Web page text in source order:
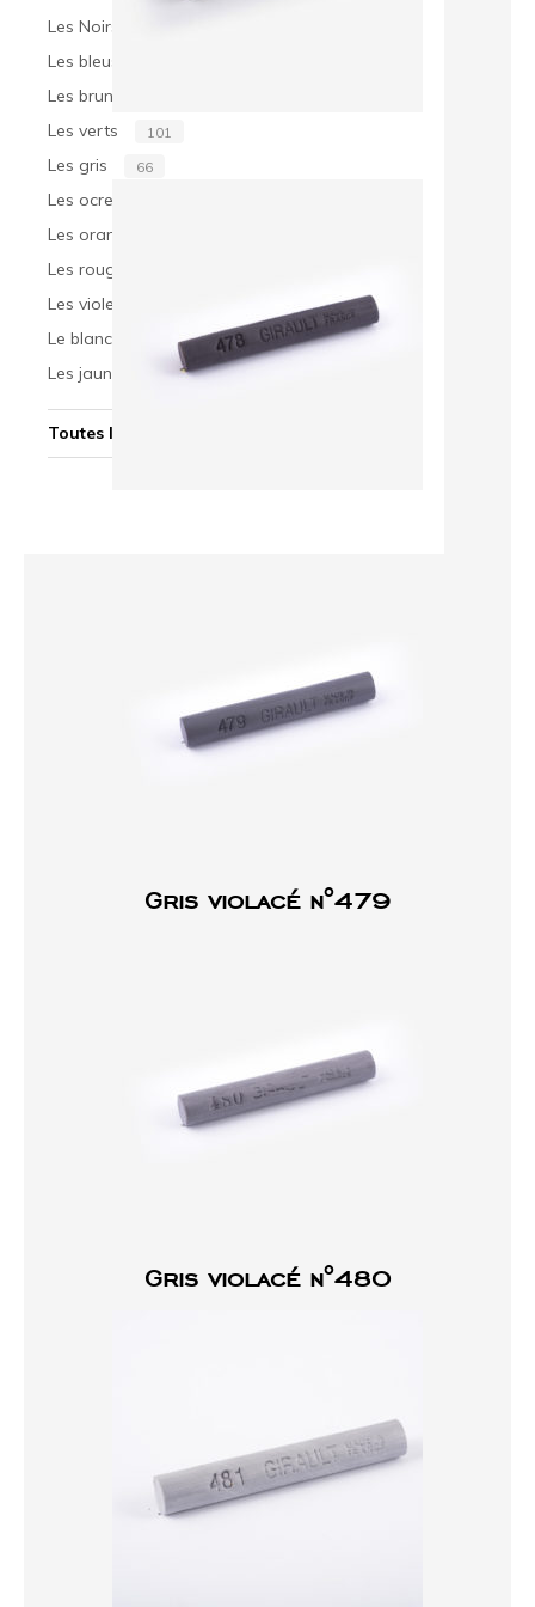
Les Noirs
Les bleus
Les bruns
Les verts 101
Les gris 66
Les ocres
Les oranges
Les rouges
Les violets
Le blanc
Les jaunes 37
Toutes les teintes
Gris beige n°477
Gris violacé n°479
Gris violacé n°480